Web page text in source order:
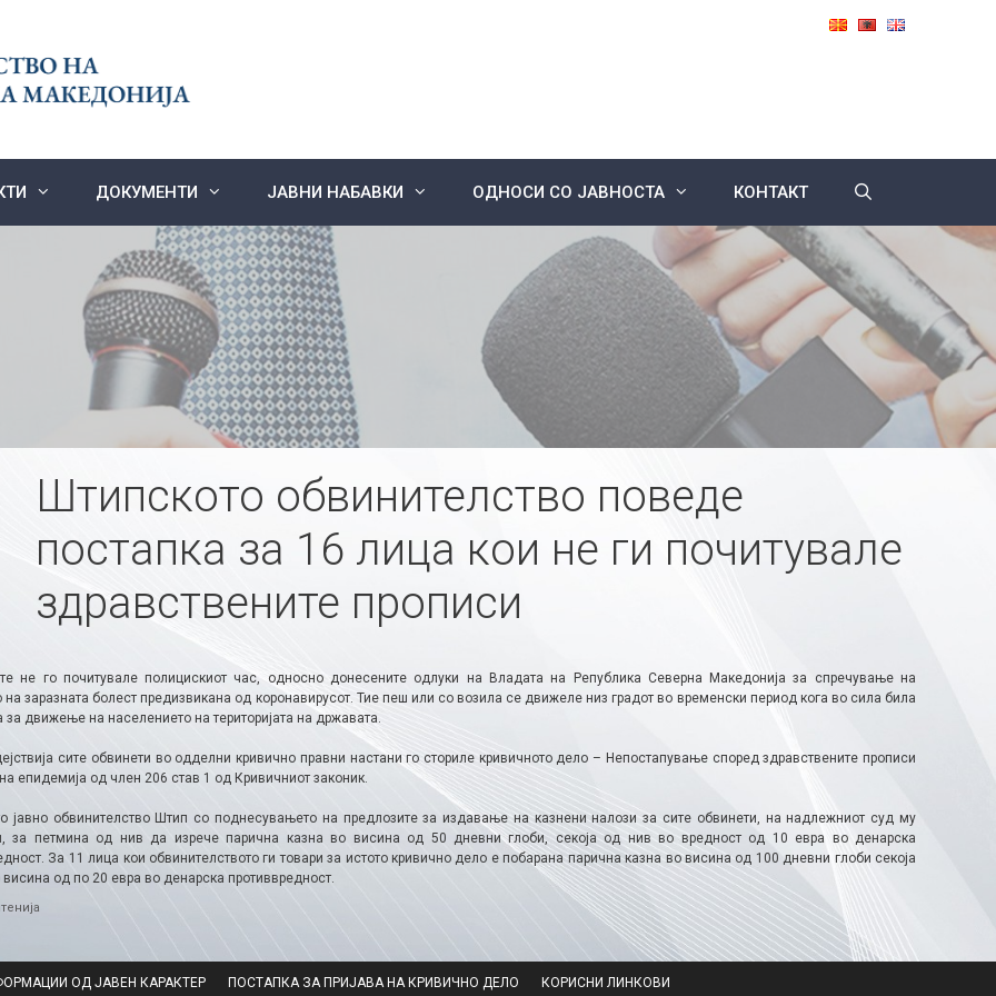
ДОКУМЕНТИ ЈАВНИ НАБАВКИ ОДНОСИ СО ЈАВНОСТА КОНТАКТ
Штипското обвинителство поведе
постапка за 16 лица кои не ги почитувале
здравствените прописи
не го почитувале полицискиот час, односно донесените одлуки на Владата на Република Северна Македонија за спречување на
заразната болест предизвикана од коронавирусот. Тие пеш или со возила се движеле низ градот во временски период кога во сила била
за движење на населението на територијата на државата.
сите обвинети во одделни кривично правни настани го сториле кривичното дело – Непостапување според здравствените прописи
епидемија од член 206 став 1 од Кривичниот законик.
јавно обвинителство Штип со поднесувањето на предлозите за издавање на казнени налози за сите обвинети, на надлежниот суд му
за петмина од нив да изрече парична казна во висина од 50 дневни глоби, секоја од нив во вредност од 10 евра во денарска
За 11 лица кои обвинителството ги товари за истото кривично дело е побарана парична казна во висина од 100 дневни глоби секоја
од по 20 евра во денарска противвредност.
ОД ЈАВЕН КАРАКТЕР ПОСТАПКА ЗА ПРИЈАВА НА КРИВИЧНО ДЕЛО
КОРИСНИ ЛИНКОВИ